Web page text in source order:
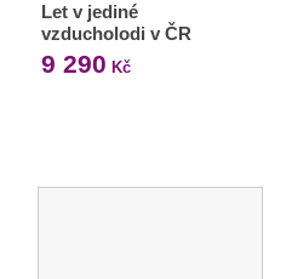
Let v jediné
vzducholodi v ČR
9 290 Kč